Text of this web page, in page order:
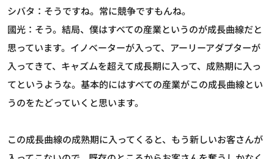
シバタ：そうですね。常に競争ですもんね。
國光：そう。結局、僕はすべての産業というのが成長曲線だと
思っています。イノベーターが入って、アーリーアダプターが
入ってきて、キャズムを超えて成長期に入って、成熟期に入っ
てというような。基本的にはすべての産業がこの成長曲線とい
うのをたどっていくと思います。
この成長曲線の成熟期に入ってくると、もう新しいお客さんが